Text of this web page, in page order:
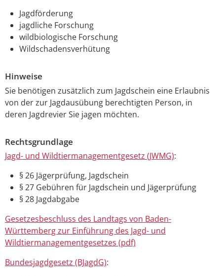
Jagdförderung
jagdliche Forschung
wildbiologische Forschung
Wildschadensverhütung
Hinweise
Sie benötigen zusätzlich zum Jagdschein eine Erlaubnis
von der zur Jagdausübung berechtigten Person, in
deren Jagdrevier Sie jagen möchten.
Rechtsgrundlage
Jagd- und Wildtiermanagementgesetz (JWMG):
§ 26 Jägerprüfung, Jagdschein
§ 27 Gebühren für Jagdschein und Jägerprüfung
§ 28 Jagdabgabe
Gesetzesbeschluss des Landtags von Baden-
Württemberg zur Einführung des Jagd- und
Wildtiermanagementgesetzes (pdf)
Bundesjagdgesetz (BJagdG):